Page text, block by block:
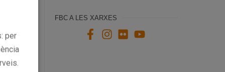
de
FBC A LES XARXES
per